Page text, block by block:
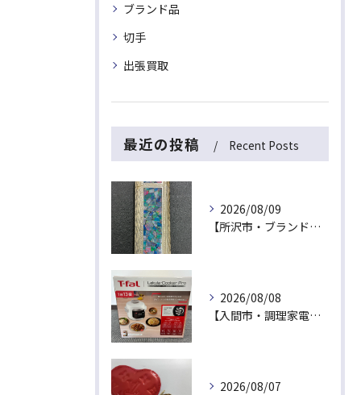
ブランド品
切手
出張買取
最近の投稿 Recent Posts
2026/08/09
【所沢市・ブランドライター買取】捨てたら損！カルティエの希少オパールガスライターが出張買取にて最高値！
2026/08/08
【入間市・調理家電買取】新品未開封は最高値！ティファール「ラクラ・クッカー プロ」を出張買取でお買取！
2026/08/07